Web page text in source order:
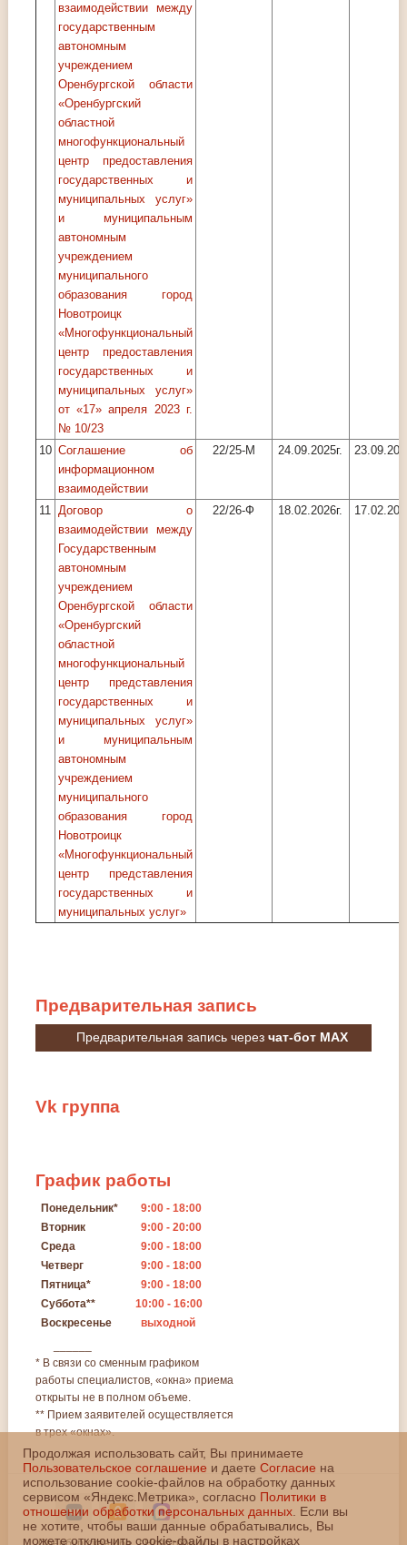
взаимодействии между
государственным
автономным
учреждением
Оренбургской области
«Оренбургский
областной
многофункциональный
центр предоставления
государственных и
муниципальных услуг»
и муниципальным
автономным
учреждением
муниципального
образования город
Новотроицк
«Многофункциональный
центр предоставления
государственных и
муниципальных услуг»
от «17» апреля 2023 г.
№ 10/23
10 Соглашение об
информационном
взаимодействии
22/25-М 24.09.2025г.
11 Договор о
взаимодействии между
Государственным
автономным
учреждением
Оренбургской области
«Оренбургский
областной
многофункциональный
центр представления
государственных и
муниципальных услуг»
и муниципальным
автономным
учреждением
муниципального
образования город
Новотроицк
«Многофункциональный
центр представления
государственных и
муниципальных услуг»
22/26-Ф 18.02.2026г.
Продолжая использовать сайт, Вы принимаете
Пользовательское соглашение и даете Согласие на
использование cookie-файлов на обработку данных
сервисом «Яндекс.Метрика», согласно Политики в
отношении обработки персональных данных . Если вы
не хотите, чтобы ваши данные обрабатывались, Вы
можете отключить cookie-файлы в настройках
Предварительная запись
Предварительная запись черезчат-бот MAX
Vk группа
График работы
Понедельник*
9:00 - 18:00
Вторник
9:00 - 20:00
Среда
9:00 - 18:00
Четверг
9:00 - 18:00
Пятница*
9:00 - 18:00
Суббота**
10:00 - 16:00
Воскресенье
выходной
* В связи со сменным графиком
работы специалистов, «окна» приема
открыты не в полном объеме.
** Прием заявителей осуществляется
в трех «окнах».